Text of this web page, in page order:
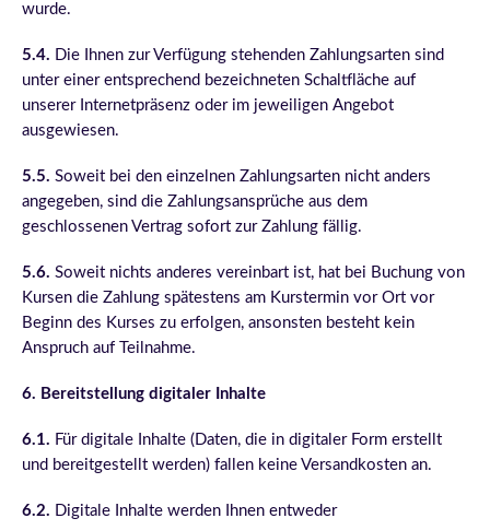
wurde.
5.4. Die Ihnen zur Verfügung stehenden Zahlungsarten sind
unter einer entsprechend bezeichneten Schaltfläche auf
unserer Internetpräsenz oder im jeweiligen Angebot
ausgewiesen.
5.5. Soweit bei den einzelnen Zahlungsarten nicht anders
angegeben, sind die Zahlungsansprüche aus dem
geschlossenen Vertrag sofort zur Zahlung fällig.
5.6. Soweit nichts anderes vereinbart ist, hat bei Buchung von
Kursen die Zahlung spätestens am Kurstermin vor Ort vor
Beginn des Kurses zu erfolgen, ansonsten besteht kein
Anspruch auf Teilnahme.
6. Bereitstellung digitaler Inhalte
6.1. Für digitale Inhalte (Daten, die in digitaler Form erstellt
und bereitgestellt werden) fallen keine Versandkosten an.
6.2. Digitale Inhalte werden Ihnen entweder